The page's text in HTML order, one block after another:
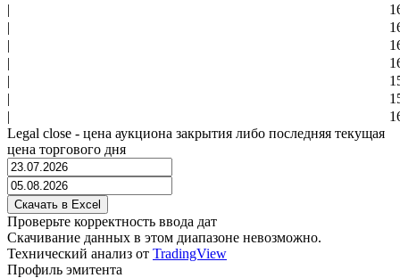
|
|
|
|
|
|
|
Legal close - цена аукциона закрытия либо последняя текущая
цена торгового дня
Проверьте корректность ввода дат
Скачивание данных в этом диапазоне невозможно.
Технический анализ от TradingView
Профиль эмитента